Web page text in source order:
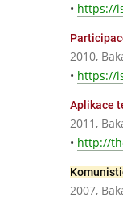
• https://
2010,
• https://
Aplikace
2011,
• http://
2007,